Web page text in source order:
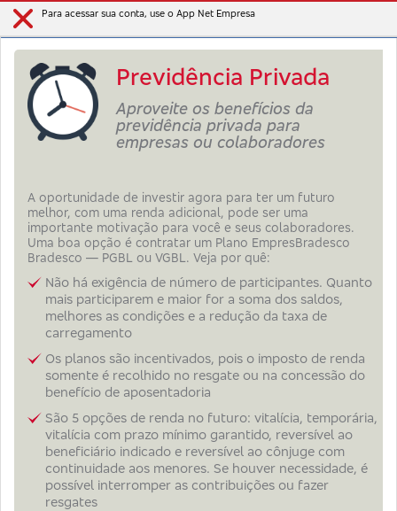
Para acessar sua conta, use o App Net Empresa
Previdência Privada
Aproveite os benefícios da
previdência privada para
empresas ou colaboradores
A oportunidade de investir agora para ter um futuro
melhor, com uma renda adicional, pode ser uma
importante motivação para você e seus colaboradores.
Uma boa opção é contratar um Plano EmpresBradesco
Bradesco — PGBL ou VGBL. Veja por quê:
Não há exigência de número de participantes. Quanto
mais participarem e maior for a soma dos saldos,
melhores as condições e a redução da taxa de
carregamento
Os planos são incentivados, pois o imposto de renda
somente é recolhido no resgate ou na concessão do
benefício de aposentadoria
São 5 opções de renda no futuro: vitalícia, temporária,
vitalícia com prazo mínimo garantido, reversível ao
beneficiário indicado e reversível ao cônjuge com
continuidade aos menores. Se houver necessidade, é
possível interromper as contribuições ou fazer
resgates